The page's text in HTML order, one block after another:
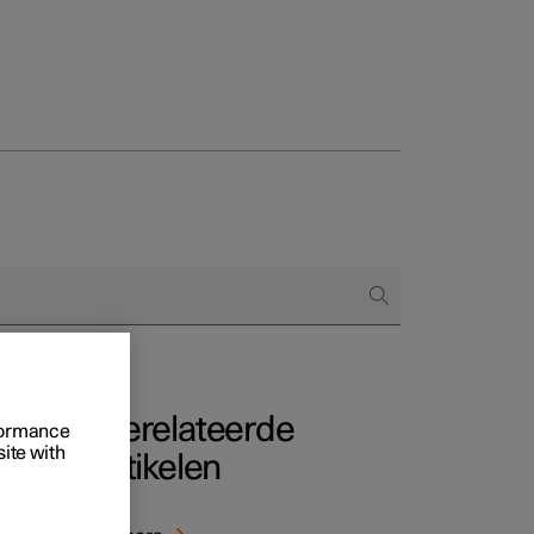
Gerelateerde
artikelen
with